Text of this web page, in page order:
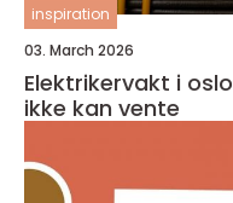
inspiration
03. March 2026
Elektrikervakt i oslo når strømproblemene
ikke kan vente